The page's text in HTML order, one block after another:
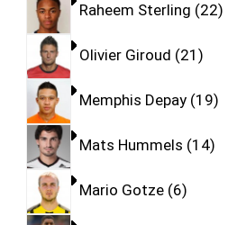
Raheem Sterling 22
Olivier Giroud 21
Memphis Depay 19
Mats Hummels 14
Mario Gotze 6